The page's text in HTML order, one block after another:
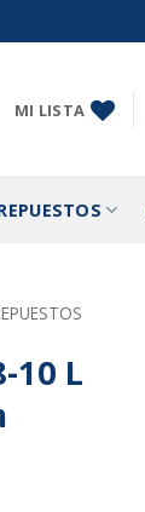
MI LISTA
10 L